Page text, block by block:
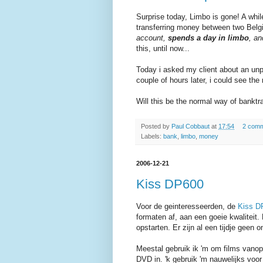
Surprise today, Limbo is gone! A
transferring money between two
account, spends a day in limbo,
this, until now...
Today i asked my client about an
couple of hours later, i could see
Will this be the normal way of
Posted by Paul Cobbaut at 17:54
2
Labels: bank limbo money
2006-12-21
Kiss DP600
Voor de geinteresseerden, de Kiss
formaten af, aan een goeie
opstarten. Er zijn al een tijdje geen
Meestal gebruik ik 'm om films
DVD in. 'k gebruik 'm nauwelijks